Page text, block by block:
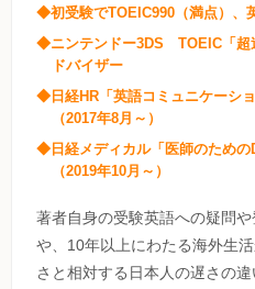
◆初受験でTOEIC990（満点）、
◆ニンテンドー3DS TOEIC「超
ドバイザー
◆日経HR「英語コミュニケーシ
（2017年8月～）
◆日経メディカル「医師のため
（2019年10月～）
著者自身の受験英語への疑問
や、10年以上にわたる海外生
さと相対する日本人の遅さの